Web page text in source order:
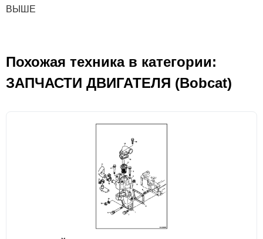
ВЫШЕ
Похожая техника в категории:
ЗАПЧАСТИ ДВИГАТЕЛЯ (Bobcat)